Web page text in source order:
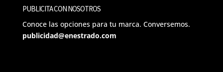
PUBLICITA CON NOSOTROS
Conoce las opciones para tu marca. Conversemos.
publicidad@enestrado.com